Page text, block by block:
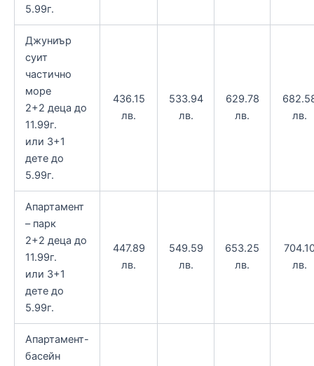
5.99г.
Джуниър
суит
частично
море
2+2 деца до
11.99г.
или 3+1
дете до
5.99г.
436.15
лв.
533.94
лв.
629.78
лв.
лв.
Апартамент
– парк
2+2 деца до
11.99г.
или 3+1
дете до
5.99г.
447.89
лв.
549.59
лв.
653.25
лв.
лв.
Апартамент-
басейн